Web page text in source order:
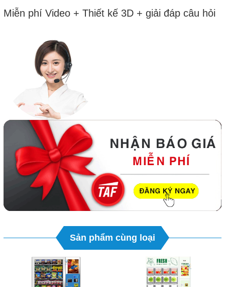
Miễn phí Video + Thiết kế 3D + giải đáp câu hỏi
Sản phẩm cùng loại